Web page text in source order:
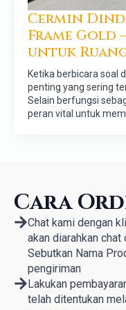
Cermin
Frame Gold
untuk
Ketika berbicara soal
penting yang sering
Selain berfungsi
peran vital untuk
Cara
Chat kami dengan
akan diarahkan
Sebutkan Nama
pengiriman
Lakukan
telah ditentukan